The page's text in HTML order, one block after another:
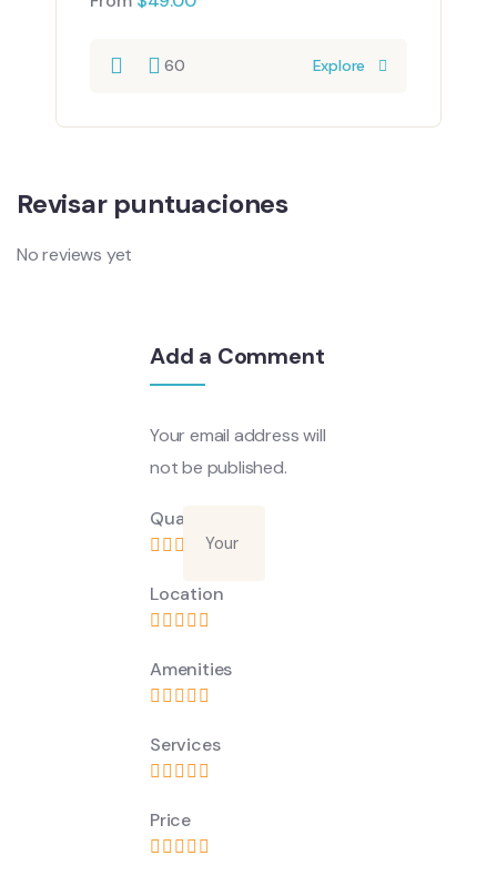
60 Explore
Revisar puntuaciones
No reviews yet
Add a Comment
Your email address will
not be published.
Quality
Location
Amenities
Services
Price